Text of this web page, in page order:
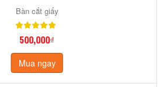
Bàn cắt giấy
500,000₫
Mua ngay